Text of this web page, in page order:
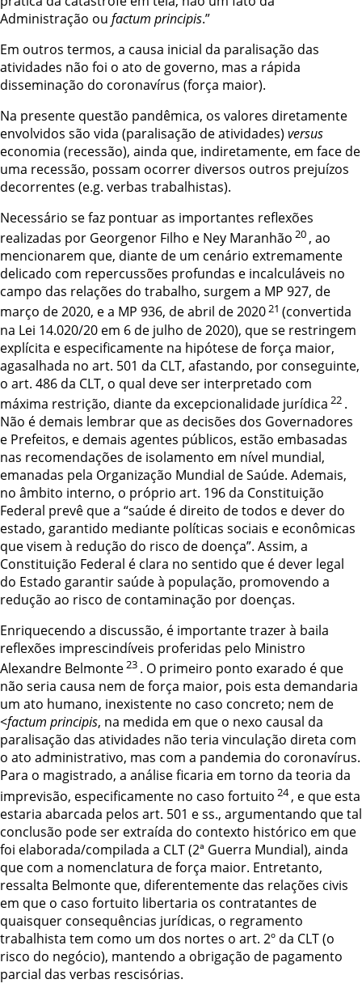
Administração ou factum principis.”
Em outros termos, a causa inicial da paralisação das
atividades não foi o ato de governo, mas a rápida
disseminação do coronavírus (força maior).
Na presente questão pandêmica, os valores diretamente
envolvidos são vida (paralisação de atividades) versus
economia (recessão), ainda que, indiretamente, em face de
uma recessão, possam ocorrer diversos outros prejuízos
decorrentes (e.g. verbas trabalhistas).
Necessário se faz pontuar as importantes reflexões
realizadas por Georgenor Filho e Ney Maranhão 20, ao
mencionarem que, diante de um cenário extremamente
delicado com repercussões profundas e incalculáveis no
campo das relações do trabalho, surgem a MP 927, de
março de 2020, e a MP 936, de abril de 2020 21 (convertida
na Lei 14.020/20 em 6 de julho de 2020), que se restringem
explícita e especificamente na hipótese de força maior,
agasalhada no art. 501 da CLT, afastando, por conseguinte,
o art. 486 da CLT, o qual deve ser interpretado com
máxima restrição, diante da excepcionalidade jurídica 22 .
Não é demais lembrar que as decisões dos Governadores
e Prefeitos, e demais agentes públicos, estão embasadas
nas recomendações de isolamento em nível mundial,
emanadas pela Organização Mundial de Saúde. Ademais,
no âmbito interno, o próprio art. 196 da Constituição
Federal prevê que a “saúde é direito de todos e dever do
estado, garantido mediante políticas sociais e econômicas
que visem à redução do risco de doença”. Assim, a
Constituição Federal é clara no sentido que é dever legal
do Estado garantir saúde à população, promovendo a
redução ao risco de contaminação por doenças.
Enriquecendo a discussão, é importante trazer à baila
reflexões imprescindíveis proferidas pelo Ministro
Alexandre Belmonte23 . O primeiro ponto exarado é que
não seria causa nem de força maior, pois esta demandaria
um ato humano, inexistente no caso concreto; nem de
<factum principis, na medida em que o nexo causal da
paralisação das atividades não teria vinculação direta com
o ato administrativo, mas com a pandemia do coronavírus.
Para o magistrado, a análise ficaria em torno da teoria da
imprevisão, especificamente no caso fortuito 24, e que esta
estaria abarcada pelos art. 501 e ss., argumentando que tal
conclusão pode ser extraída do contexto histórico em que
foi elaborada/compilada a CLT (2ª Guerra Mundial), ainda
que com a nomenclatura de força maior. Entretanto,
ressalta Belmonte que, diferentemente das relações civis
em que o caso fortuito libertaria os contratantes de
quaisquer consequências jurídicas, o regramento
trabalhista tem como um dos nortes o art. 2º da CLT (o
risco do negócio), mantendo a obrigação de pagamento
parcial das verbas rescisórias.